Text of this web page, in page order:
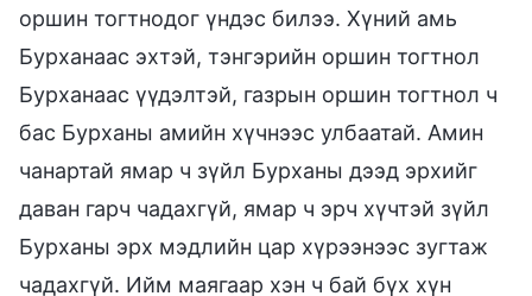
оршин тогтнодог үндэс билээ. Хүний амь
Бурханаас эхтэй, тэнгэрийн оршин тогтнол
Бурханаас үүдэлтэй, газрын оршин тогтнол ч
бас Бурханы амийн хүчнээс улбаатай. Амин
чанартай ямар ч зүйл Бурханы дээд эрхийг
даван гарч чадахгүй, ямар ч эрч хүчтэй зүйл
Бурханы эрх мэдлийн цар хүрээнээс зугтаж
чадахгүй. Ийм маягаар хэн ч бай бүх хүн